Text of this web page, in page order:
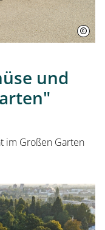
und
im Großen Garten